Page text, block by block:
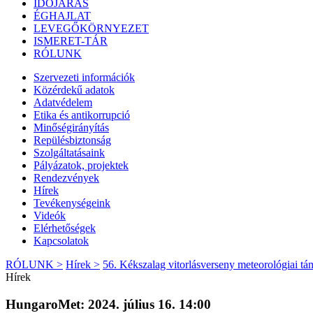
IDŐJÁRÁS
ÉGHAJLAT
LEVEGŐKÖRNYEZET
ISMERET-TÁR
RÓLUNK
Szervezeti információk
Közérdekű adatok
Adatvédelem
Etika és antikorrupció
Minőségirányítás
Repülésbiztonság
Szolgáltatásaink
Pályázatok, projektek
Rendezvények
Hírek
Tevékenységeink
Videók
Elérhetőségek
Kapcsolatok
RÓLUNK > Hírek > 56. Kékszalag vitorlásverseny meteorológiai
Hírek
HungaroMet: 2024. július 16. 14:00